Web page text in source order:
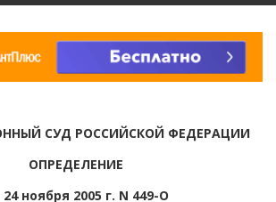
СУД РОССИЙСКОЙ ФЕДЕРАЦИИ
ОПРЕДЕЛЕНИЕ
24 ноября 2005 г. N 449-О